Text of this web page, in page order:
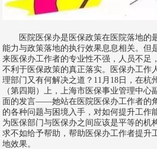
医院医保办是医保政策在医院落地的
能力与政策落地的执行效果息息相关。但
来医保办工作者的专业性不强，人员不足
不利于医保政策的真正落实。医保办工作
理部门又有何解决之道？11月18日，在杭
（第四期）上，上海市医保事业管理中
面的发言——她站在医院医保办工作者的
的各种问题与困境入手，对如何提升工作
为医保部门与医保办之间应该是平等的机
求不如给予帮助，帮助医保办工作者提升
地效果。